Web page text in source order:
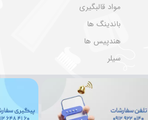
مواد قالبگیری
باندینگ ها
هندپیس ها
سیلر